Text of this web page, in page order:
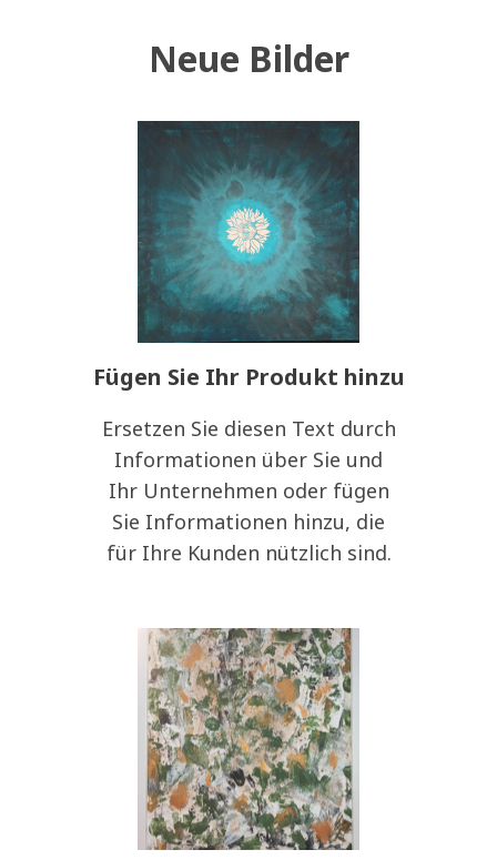
Neue Bilder
Fügen Sie Ihr Produkt hinzu
Ersetzen Sie diesen Text durch
Informationen über Sie und
Ihr Unternehmen oder fügen
Sie Informationen hinzu, die
für Ihre Kunden nützlich sind.